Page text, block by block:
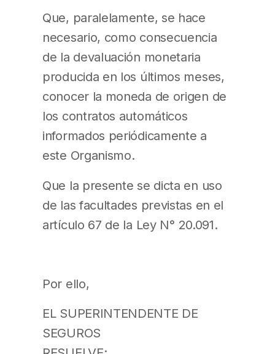
Que, paralelamente, se hace
necesario, como consecuencia
de la devaluación monetaria
producida en los últimos meses,
conocer la moneda de origen de
los contratos automáticos
informados periódicamente a
este Organismo.
Que la presente se dicta en uso
de las facultades previstas en el
artículo 67 de la Ley N° 20.091.
Por ello,
EL SUPERINTENDENTE DE
SEGUROS